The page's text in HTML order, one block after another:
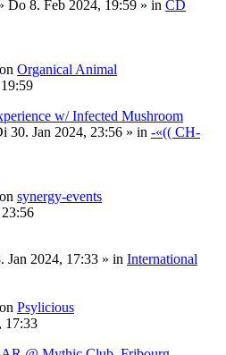
Do 8. Feb 2024, 19:59 » in CD
Organical Animal
w/ Infected Mushroom
30. Jan 2024, 23:56 » in -«(( CH-
synergy-events
Jan 2024, 17:33 » in International
Psylicious
17:33